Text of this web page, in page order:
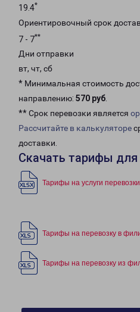
19.4*
Ориентировочный срок
7 - 7**
Дни отправки
вт, чт, сб
* Минимальная стоимость
направлению: 570 руб.
** Срок перевозки является
Рассчитайте в калькуляторе
доставки.
Скачать тарифы для
Тарифы на услуги перевозки
Тарифы на перевозку в
Тарифы на перевозку из